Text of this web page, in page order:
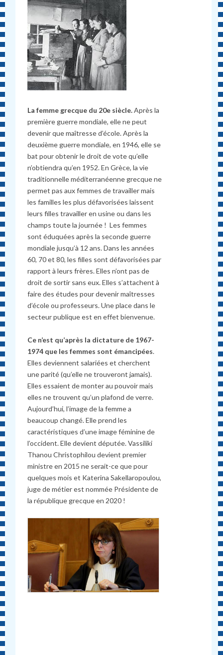
La femme grecque du 20e siècle.Après la
première guerre mondiale, elle ne peut
devenir que maîtresse d’école. Après la
deuxième guerre mondiale, en 1946, elle se
bat pour obtenir le droit de vote qu’elle
n’obtiendra qu’en 1952. En Grèce, la vie
traditionnelle méditerranéenne grecque ne
permet pas aux femmes de travailler mais
les familles les plus défavorisées laissent
leurs filles travailler en usine ou dans les
champs toute la journée ! Les femmes
sont éduquées après la seconde guerre
mondiale jusqu’à 12 ans. Dans les années
60, 70 et 80, les filles sont défavorisées par
rapport à leurs frères. Elles n’ont pas de
droit de sortir sans eux. Elles s’attachent à
faire des études pour devenir maîtresses
d’école ou professeurs. Une place dans le
secteur publique est en effet bienvenue.
Ce n’est qu’après la dictature de 1967-
1974 que les femmes sont émancipées.
Elles deviennent salariées et cherchent
une parité (qu’elle ne trouveront jamais).
Elles essaient de monter au pouvoir mais
elles ne trouvent qu’un plafond de verre.
Aujourd’hui, l’image de la femme a
beaucoup changé. Elle prend les
caractéristiques d’une image féminine de
l’occident. Elle devient députée. Vassiliki
Thanou Christophilou devient premier
ministre en 2015 ne serait-ce que pour
quelques mois et Katerina Sakellaropoulou,
juge de métier est nommée Présidente de
la république grecque en 2020 !